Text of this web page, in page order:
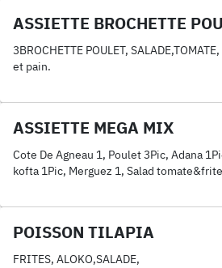
ASSIETTE BROCHETTE
3BROCHETTE POULET,
et pain.
ASSIETTE MEGA MIX
Cote De Agneau 1, Poulet 3Pic, Adana
kofta 1Pic, Merguez 1, Salad
POISSON TILAPIA
FRITES, ALOKO,SALADE,